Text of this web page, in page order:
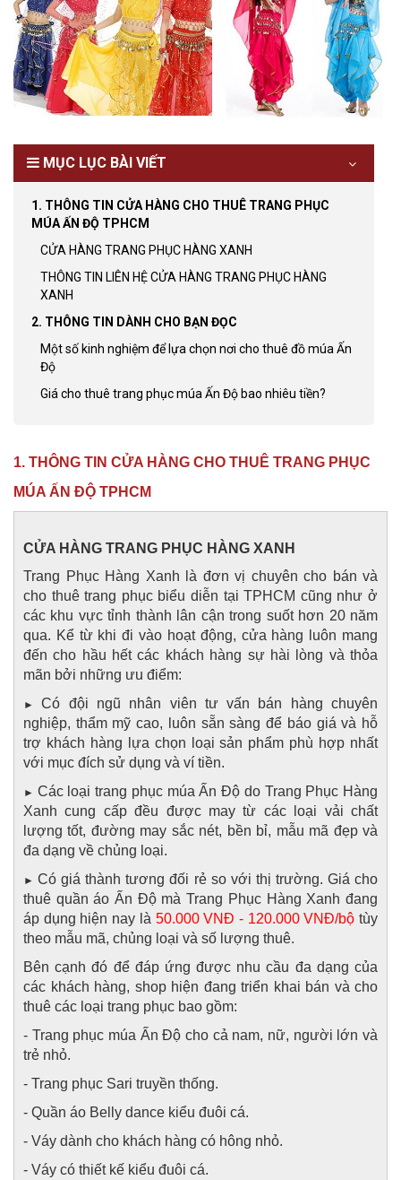
MỤC LỤC BÀI VIẾT
1. THÔNG TIN CỬA HÀNG CHO THUÊ TRANG PHỤC
MÚA ẤN ĐỘ TPHCM
CỬA HÀNG TRANG PHỤC HÀNG XANH
THÔNG TIN LIÊN HỆ CỬA HÀNG TRANG PHỤC HÀNG
XANH
2. THÔNG TIN DÀNH CHO BẠN ĐỌC
Một số kinh nghiệm để lựa chọn nơi cho thuê đồ múa Ấn
Độ
Giá cho thuê trang phục múa Ấn Độ bao nhiêu tiền?
1. THÔNG TIN CỬA HÀNG CHO THUÊ TRANG PHỤC
MÚA ẤN ĐỘ TPHCM
CỬA HÀNG TRANG PHỤC HÀNG XANH
Trang Phục Hàng Xanh là đơn vị chuyên cho bán và
cho thuê trang phục biểu diễn tại TPHCM cũng như ở
các khu vực tỉnh thành lân cận trong suốt hơn 20 năm
qua. Kể từ khi đi vào hoạt động, cửa hàng luôn mang
đến cho hầu hết các khách hàng sự hài lòng và thỏa
mãn bởi những ưu điểm:
►Có đội ngũ nhân viên tư vấn bán hàng chuyên
nghiệp, thẩm mỹ cao, luôn sẵn sàng để báo giá và hỗ
trợ khách hàng lựa chọn loại sản phẩm phù hợp nhất
với mục đích sử dụng và ví tiền.
► Các loại trang phục múa Ấn Độ do Trang Phục Hàng
Xanh cung cấp đều được may từ các loại vải chất
lượng tốt, đường may sắc nét, bền bỉ, mẫu mã đẹp và
đa dạng về chủng loại.
►Có giá thành tương đối rẻ so với thị trường. Giá cho
thuê quần áo Ấn Độ mà Trang Phục Hàng Xanh đang
áp dụng hiện nay là 50.000 VNĐ - 120.000 VNĐ/bộ tùy
theo mẫu mã, chủng loại và số lượng thuê.
Bên cạnh đó để đáp ứng được nhu cầu đa dạng của
các khách hàng, shop hiện đang triển khai bán và cho
thuê các loại trang phục bao gồm:
- Trang phục múa Ấn Độ cho cả nam, nữ, người lớn và
trẻ nhỏ.
- Trang phục Sari truyền thống.
- Quần áo Belly dance kiểu đuôi cá.
- Váy dành cho khách hàng có hông nhỏ.
- Váy có thiết kế kiểu đuôi cá.